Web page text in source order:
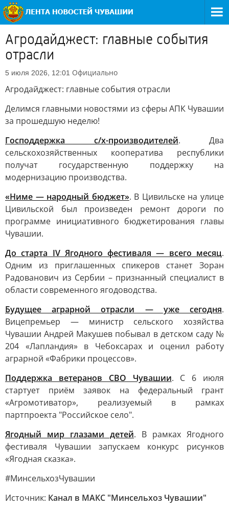
Агродайджест: главные события
отрасли
5 июля 2026, 12:01 Официально
Агродайджест: главные события отрасли
Делимся главными новостями из сферы АПК Чувашии
за прошедшую неделю!
Господдержка с/х-производителей. Два
сельскохозяйственных кооператива республики
получат государственную поддержку на
модернизацию производства.
«Ниме — народный бюджет». В Цивильске на улице
Цивильской был произведен ремонт дороги по
программе инициативного бюджетирования главы
Чувашии.
До старта IV Ягодного фестиваля — всего месяц.
Одним из приглашенных спикеров станет Зоран
Радованович из Сербии – признанный специалист в
области современного ягодоводства.
Будущее аграрной отрасли — уже сегодня.
Вицепремьер — министр сельского хозяйства
Чувашии Андрей Макушев побывал в детском саду №
204 «Лапландия» в Чебоксарах и оценил работу
аграрной «Фабрики процессов».
Поддержка ветеранов СВО Чувашии. С 6 июля
стартует приём заявок на федеральный грант
«Агромотиватор», реализуемый в рамках
партпроекта "Российское село".
Ягодный мир глазами детей. В рамках Ягодного
фестиваля Чувашии запускаем конкурс рисунков
«Ягодная сказка».
#МинсельхозЧувашии
Источник: Канал в МАКС "Минсельхоз Чувашии"